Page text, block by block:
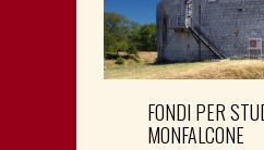
FONDI PER
MONFALCONE